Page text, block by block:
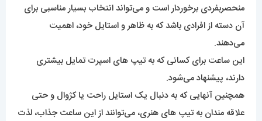
منحصربفردی برخوردار است و می‌تواند انتخاب بسیار مناسبی برای
آن دسته از افرادی باشد که به ظاهر و استایل خود، اهمیت
می‌دهند.
این ساعت برای کسانی که به تیپ های اسپرت تمایل بیشتری
دارند، پیشنهاد می‌شود.
همچنین آنهایی که به دنبال یک استایل راحت یا کژوال و حتی
علاقه مندان به تیپ های هنری، می‌توانند از این ساعت جذاب، لذت